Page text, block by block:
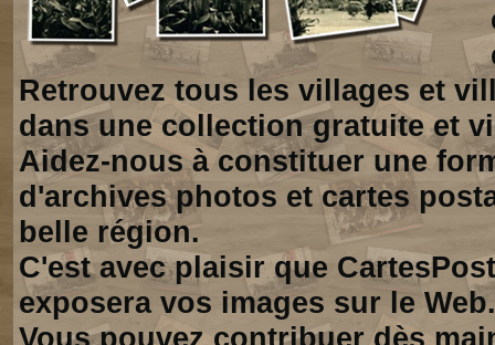
Retrouvez tous les villages et
dans une collection gratuite et
Aidez-nous à constituer une
d'archives photos et cartes
belle région.
C'est avec plaisir que
exposera vos images sur le Web.
Vous pouvez contribuer dès